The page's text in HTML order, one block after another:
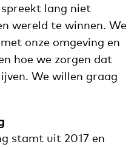
lang niet
wereld te winnen. We
onze omgeving en
hoe we zorgen dat
We willen graag
stamt uit 2017 en